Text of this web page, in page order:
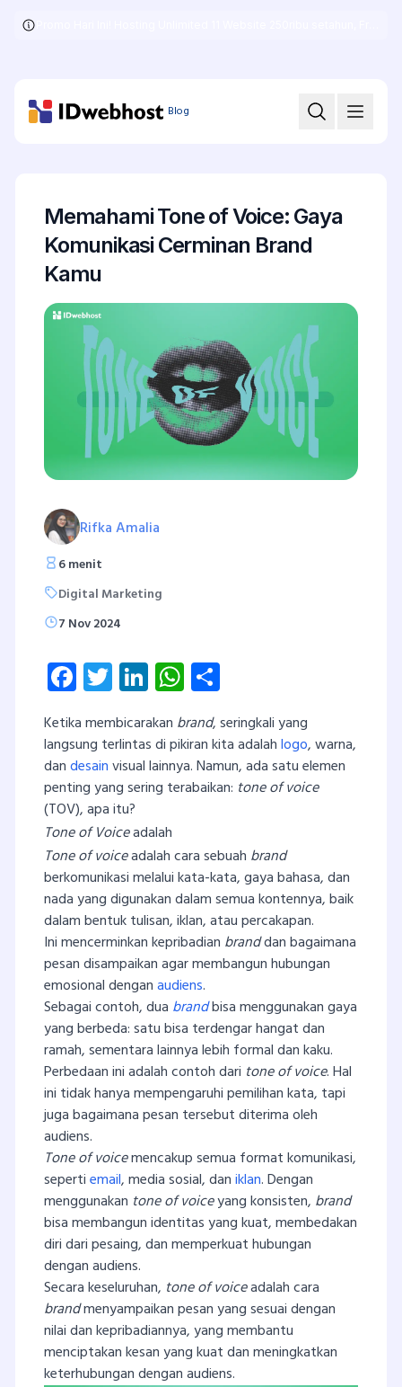
Blog
Memahami Tone of Voice: Gaya
Komunikasi Cerminan Brand
Kamu
Rifka Amalia
6 menit
Digital Marketing
7 Nov 2024
Facebook
Twitter
LinkedInWhatsApp
Ketika membicarakan brand, seringkali yang
langsung terlintas di pikiran kita adalahlogo, warna,
dandesainvisual lainnya. Namun, ada satu elemen
penting yang sering terabaikan: tone of voice
(TOV), apa itu?
Tone of Voiceadalah
Tone of voiceadalah cara sebuah brand
berkomunikasi melalui kata-kata, gaya bahasa, dan
nada yang digunakan dalam semua kontennya, baik
dalam bentuk tulisan, iklan, atau percakapan.
Ini mencerminkan kepribadian branddan bagaimana
pesan disampaikan agar membangun hubungan
emosional denganaudiens.
Sebagai contoh, dua brandbisa menggunakan gaya
yang berbeda: satu bisa terdengar hangat dan
ramah, sementara lainnya lebih formal dan kaku.
Perbedaan ini adalah contoh dari tone of voice. Hal
ini tidak hanya mempengaruhi pemilihan kata, tapi
juga bagaimana pesan tersebut diterima oleh
audiens.
Tone of voicemencakup semua format komunikasi,
sepertiemail, media sosial, daniklan. Dengan
menggunakan tone of voiceyang konsisten, brand
bisa membangun identitas yang kuat, membedakan
diri dari pesaing, dan memperkuat hubungan
dengan audiens.
Secara keseluruhan, tone of voiceadalah cara
brandmenyampaikan pesan yang sesuai dengan
nilai dan kepribadiannya, yang membantu
menciptakan kesan yang kuat dan meningkatkan
keterhubungan dengan audiens.